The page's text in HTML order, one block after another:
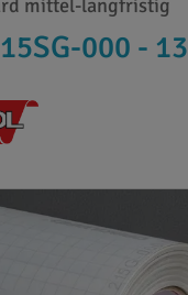
mittel-langfristig
000 -